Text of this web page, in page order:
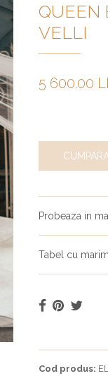
QUEEN
VELLI
5 600.00
Probeaza in
Tabel cu
Cod produs: